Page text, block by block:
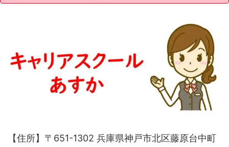
【住所】〒651-1302 兵庫県神戸市北区藤原台中町